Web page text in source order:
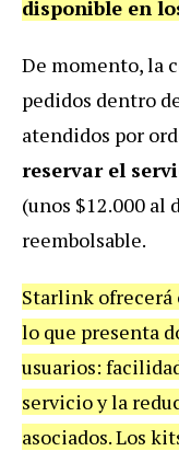
disponible en
De momento, la
pedidos dentro
atendidos por
reservar el
(unos $12.000
reembolsable.
Starlink ofrecerá
lo que presenta
usuarios:
servicio y la
asociados. Los